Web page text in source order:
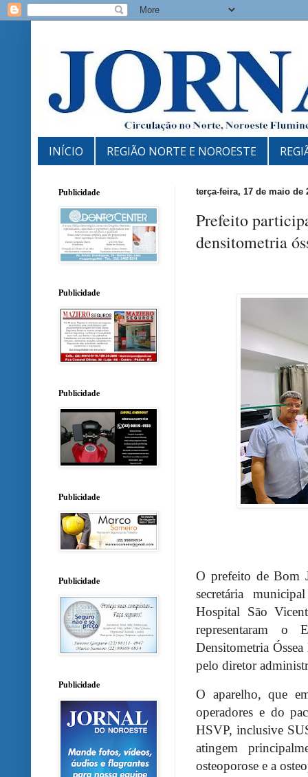
INÍCIO REGIÃO NORTE E NOROESTE
terça-feira, 17 de maio de
Prefeito
densitometria
O prefeito de Bom
secretária
Hospital São
representaram o
Densitometria
pelo diretor
O aparelho, que
operadores e do
HSVP, inclusive
atingem
osteoporose e a
Publicidade
Publicidade
Publicidade
Publicidade
Publicidade
Publicidade